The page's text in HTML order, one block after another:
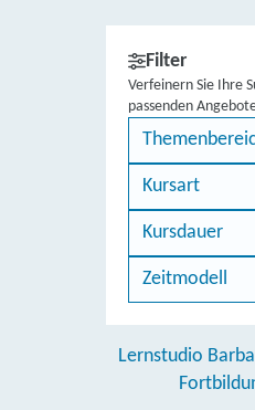
Filter
Verfeinern Sie Ihre
passenden
Kursart
Kursdauer
Zeitmodell
Lernstudio